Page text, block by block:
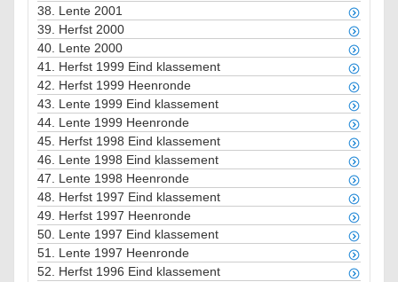
38. Lente 2001
39. Herfst 2000
40. Lente 2000
41. Herfst 1999 Eind klassement
42. Herfst 1999 Heenronde
43. Lente 1999 Eind klassement
44. Lente 1999 Heenronde
45. Herfst 1998 Eind klassement
46. Lente 1998 Eind klassement
47. Lente 1998 Heenronde
48. Herfst 1997 Eind klassement
49. Herfst 1997 Heenronde
50. Lente 1997 Eind klassement
51. Lente 1997 Heenronde
52. Herfst 1996 Eind klassement